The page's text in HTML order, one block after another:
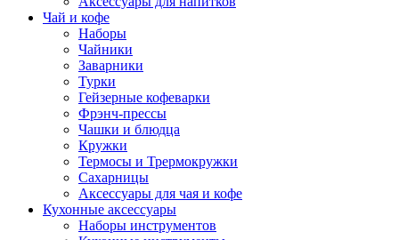
Чай и кофе
Наборы
Чайники
Заварники
Турки
Гейзерные кофеварки
Фрэнч-прессы
Чашки и блюдца
Кружки
Термосы и Трермокружки
Сахарницы
Аксессуары для чая и кофе
Кухонные аксессуары
Наборы инструментов